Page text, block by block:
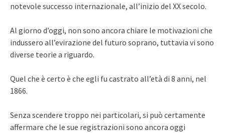
notevole successo internazionale, all’inizio del XX secolo.
Al giorno d’oggi, non sono ancora chiare le motivazioni che
indussero all’evirazione del futuro soprano, tuttavia vi sono
diverse teorie a riguardo.
Quel che è certo è che egli fu castrato all’età di 8 anni, nel
1866.
Senza scendere troppo nei particolari, si può certamente
affermare che le sue registrazioni sono ancora oggi